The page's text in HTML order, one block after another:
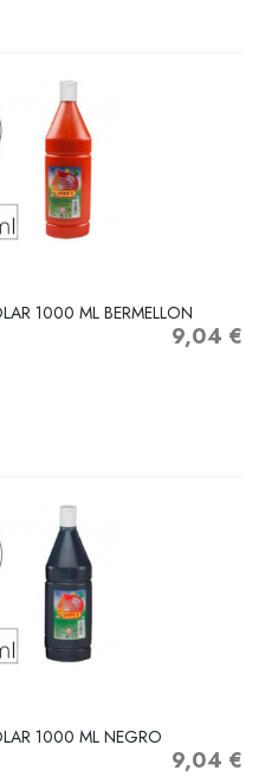
1000 ML BERMELLON
Precio
9,04 €
1000 ML NEGRO
Precio
9,04 €